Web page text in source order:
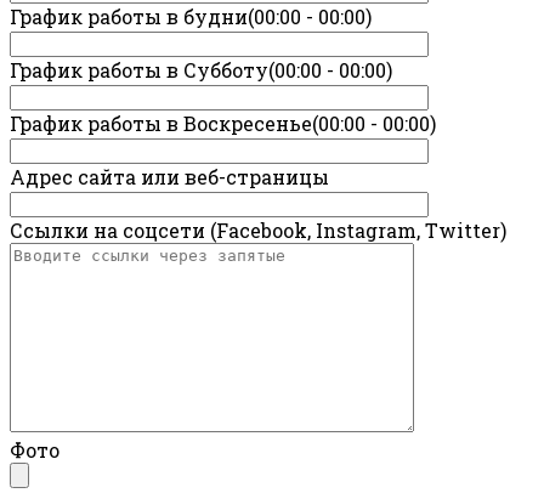
График работы в будни(00:00 - 00:00)
График работы в Субботу(00:00 - 00:00)
График работы в Воскресенье(00:00 - 00:00)
Адрес сайта или веб-страницы
Ссылки на соцсети (Facebook, Instagram, Twitter)
Фото